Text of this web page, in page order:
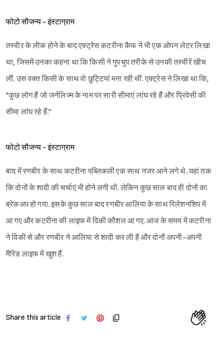
फोटो सौजन्य - इंस्टाग्राम
तस्वीर के लीक होने के बाद एक्ट्रेस कटरीना कैफ ने भी एक ओपन लेटर लिखा
था, जिसमें उनका कहना था कि किसी ने गुपचुप तरीके से उनकी तस्वीरें खीच
लीं. उस वक्त किसी के साथ वो छुट्टियां मना रही थीं. एक्ट्रेस ने लिखा था कि,
"कुछ लोग हैं जो जर्नलिज्म के नाम पर सारी सीमाएं लांघ रहे हैं और प्रिवेसी की
सीमा लांघ रहे हैं."
फोटो सौजन्य - इंस्टाग्राम
बाद में रणबीर के साथ कटरीना पब्लिकली एक साथ नजर आने लगे थे. यहां तक
कि दोनों के शादी की चर्चाएं भी होने लगी थी. लेकिन कुछ साल बाद ही दोनों का
ब्रेकअप हो गया. इसके कुछ साल बाद रणबीर आलिया के साथ रिलेशनशिप में
आ गए और कटरीना की लाइफ में विकी कौशल आ गए. आज के समय में कटरीना
ने विकी से और रणबीर ने आलिया से शादी कर ली है और दोनों अपनी-अपनी
मैरिड लाइफ में खुश हैं.
Share this article